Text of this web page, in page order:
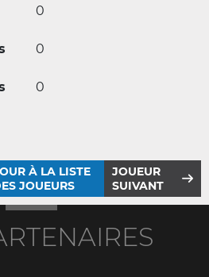
0
0
0
À LA LISTE
JOUEURS
JOUEUR
SUIVANT